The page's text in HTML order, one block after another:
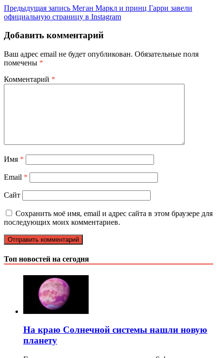
Предыдущая запись Меган Маркл и принц Гарри завели
официальную страницу в Instagram
Добавить комментарий
Ваш адрес email не будет опубликован. Обязательные поля
помечены *
Комментарий *
Имя *
Email *
Сайт
Сохранить моё имя, email и адрес сайта в этом браузере для
последующих моих комментариев.
Топ новостей на сегодня
На краю Солнечной системы нашли новую
планету